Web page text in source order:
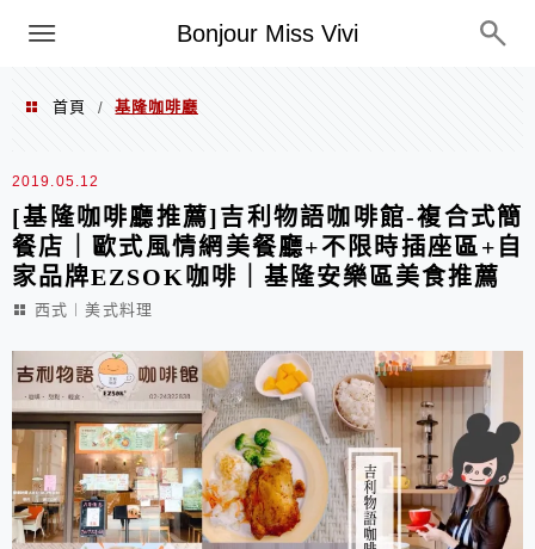
Bonjour Miss Vivi
選單
首頁 / 基隆咖啡廳
基隆咖啡廳
2019.05.12
[基隆咖啡廳推薦]吉利物語咖啡館-複合式簡
餐店｜歐式風情網美餐廳+不限時插座區+自
家品牌EZSOK咖啡｜基隆安樂區美食推薦
西式︱美式料理